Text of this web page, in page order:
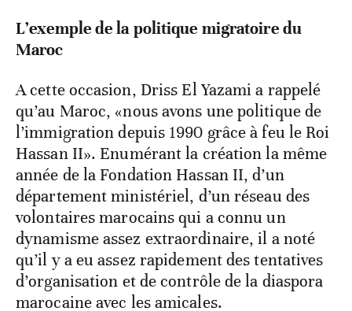
L’exemple de la politique migratoire du
Maroc
A cette occasion, Driss El Yazami a rappelé
qu’au Maroc, «nous avons une politique de
l’immigration depuis 1990 grâce à feu le Roi
Hassan II». Enumérant la création la même
année de la Fondation Hassan II, d’un
département ministériel, d’un réseau des
volontaires marocains qui a connu un
dynamisme assez extraordinaire, il a noté
qu’il y a eu assez rapidement des tentatives
d’organisation et de contrôle de la diaspora
marocaine avec les amicales.